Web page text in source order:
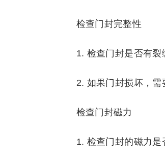
检查门封完整性
1. 检查门封是否有裂
2. 如果门封损坏，需
检查门封磁力
1. 检查门封的磁力是